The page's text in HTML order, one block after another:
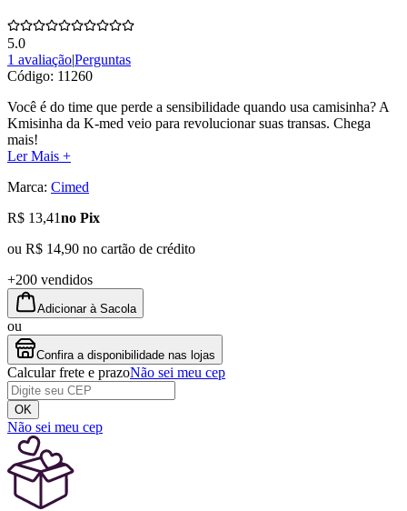
5.0
1 avaliação|Perguntas
Código: 11260
Você é do time que perde a sensibilidade quando usa camisinha? A
Kmisinha da K-med veio para revolucionar suas transas. Chega
mais!
Ler Mais +
Marca: Cimed
R$ 13,41no Pix
ou R$ 14,90 no cartão de crédito
+200 vendidos
Adicionar à Sacola
ou
Confira a disponibilidade nas lojas
Calcular frete e prazoNão sei meu cep
OK
Não sei meu cep